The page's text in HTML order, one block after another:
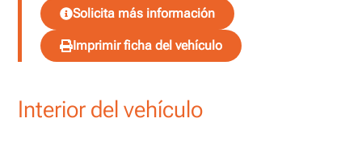
Solicita más información
Imprimir ficha del vehículo
Interior del vehículo